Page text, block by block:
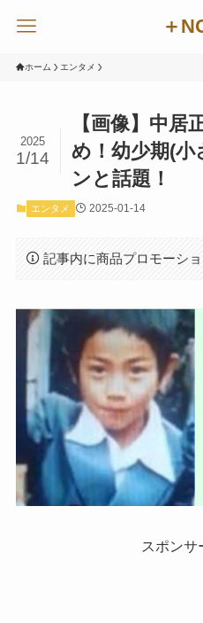
＋
ホーム エンタメ
【画像】中居
め！幼少期(小
ンと話題！
2025
1/14
エンタメ 2025-01-14
記事内に商品プロモーシ
スポンサ